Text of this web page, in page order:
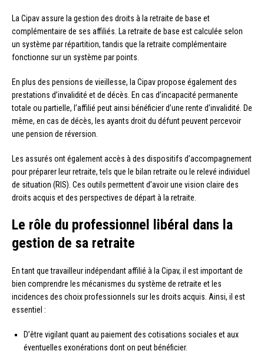
La Cipav assure la gestion des droits à la retraite de base et
complémentaire de ses affiliés. La retraite de base est calculée selon
un système par répartition, tandis que la retraite complémentaire
fonctionne sur un système par points.
En plus des pensions de vieillesse, la Cipav propose également des
prestations d’invalidité et de décès. En cas d’incapacité permanente
totale ou partielle, l’affilié peut ainsi bénéficier d’une rente d’invalidité. De
même, en cas de décès, les ayants droit du défunt peuvent percevoir
une pension de réversion.
Les assurés ont également accès à des dispositifs d’accompagnement
pour préparer leur retraite, tels que le bilan retraite ou le relevé individuel
de situation (RIS). Ces outils permettent d’avoir une vision claire des
droits acquis et des perspectives de départ à la retraite.
Le rôle du professionnel libéral dans la
gestion de sa retraite
En tant que travailleur indépendant affilié à la Cipav, il est important de
bien comprendre les mécanismes du système de retraite et les
incidences des choix professionnels sur les droits acquis. Ainsi, il est
essentiel :
D’être vigilant quant au paiement des cotisations sociales et aux
éventuelles exonérations dont on peut bénéficier.